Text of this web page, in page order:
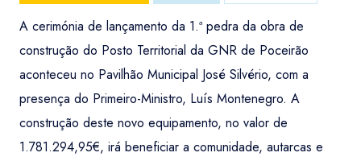
A cerimónia de lançamento da 1.ª pedra da obra de
construção do Posto Territorial da GNR de Poceirão
aconteceu no Pavilhão Municipal José Silvério, com a
presença do Primeiro-Ministro, Luís Montenegro. A
construção deste novo equipamento, no valor de
1.781.294,95€, irá beneficiar a comunidade, autarcas e